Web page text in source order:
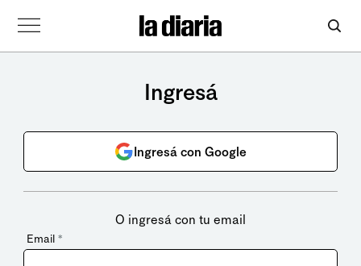
Ingresá
Ingresá con Google
O ingresá con tu email
Email *